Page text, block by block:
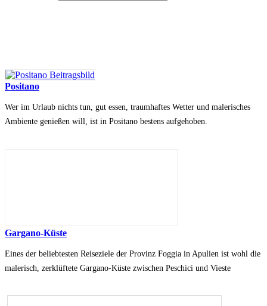
Positano
Wer im Urlaub nichts tun, gut essen, traumhaftes Wetter und malerisches
Ambiente genießen will, ist in Positano bestens aufgehoben.
Gargano-Küste
Eines der beliebtesten Reiseziele der Provinz Foggia in Apulien ist wohl die
malerisch, zerklüftete Gargano-Küste zwischen Peschici und Vieste